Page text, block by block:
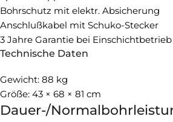
Bohrschutz mit elektr. Absicherung
Anschlußkabel mit Schuko-Stecker
3 Jahre Garantie bei Einschichtbetrieb
Technische Daten
Gewicht: 88 kg
Größe: 43 × 68 × 81 cm
Dauer-/